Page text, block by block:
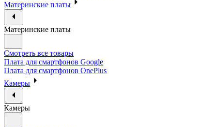
Материнские платы
Материнские платы
Смотреть все товары
Плата для смартфонов Google
Плата для смартфонов OnePlus
Камеры
Камеры